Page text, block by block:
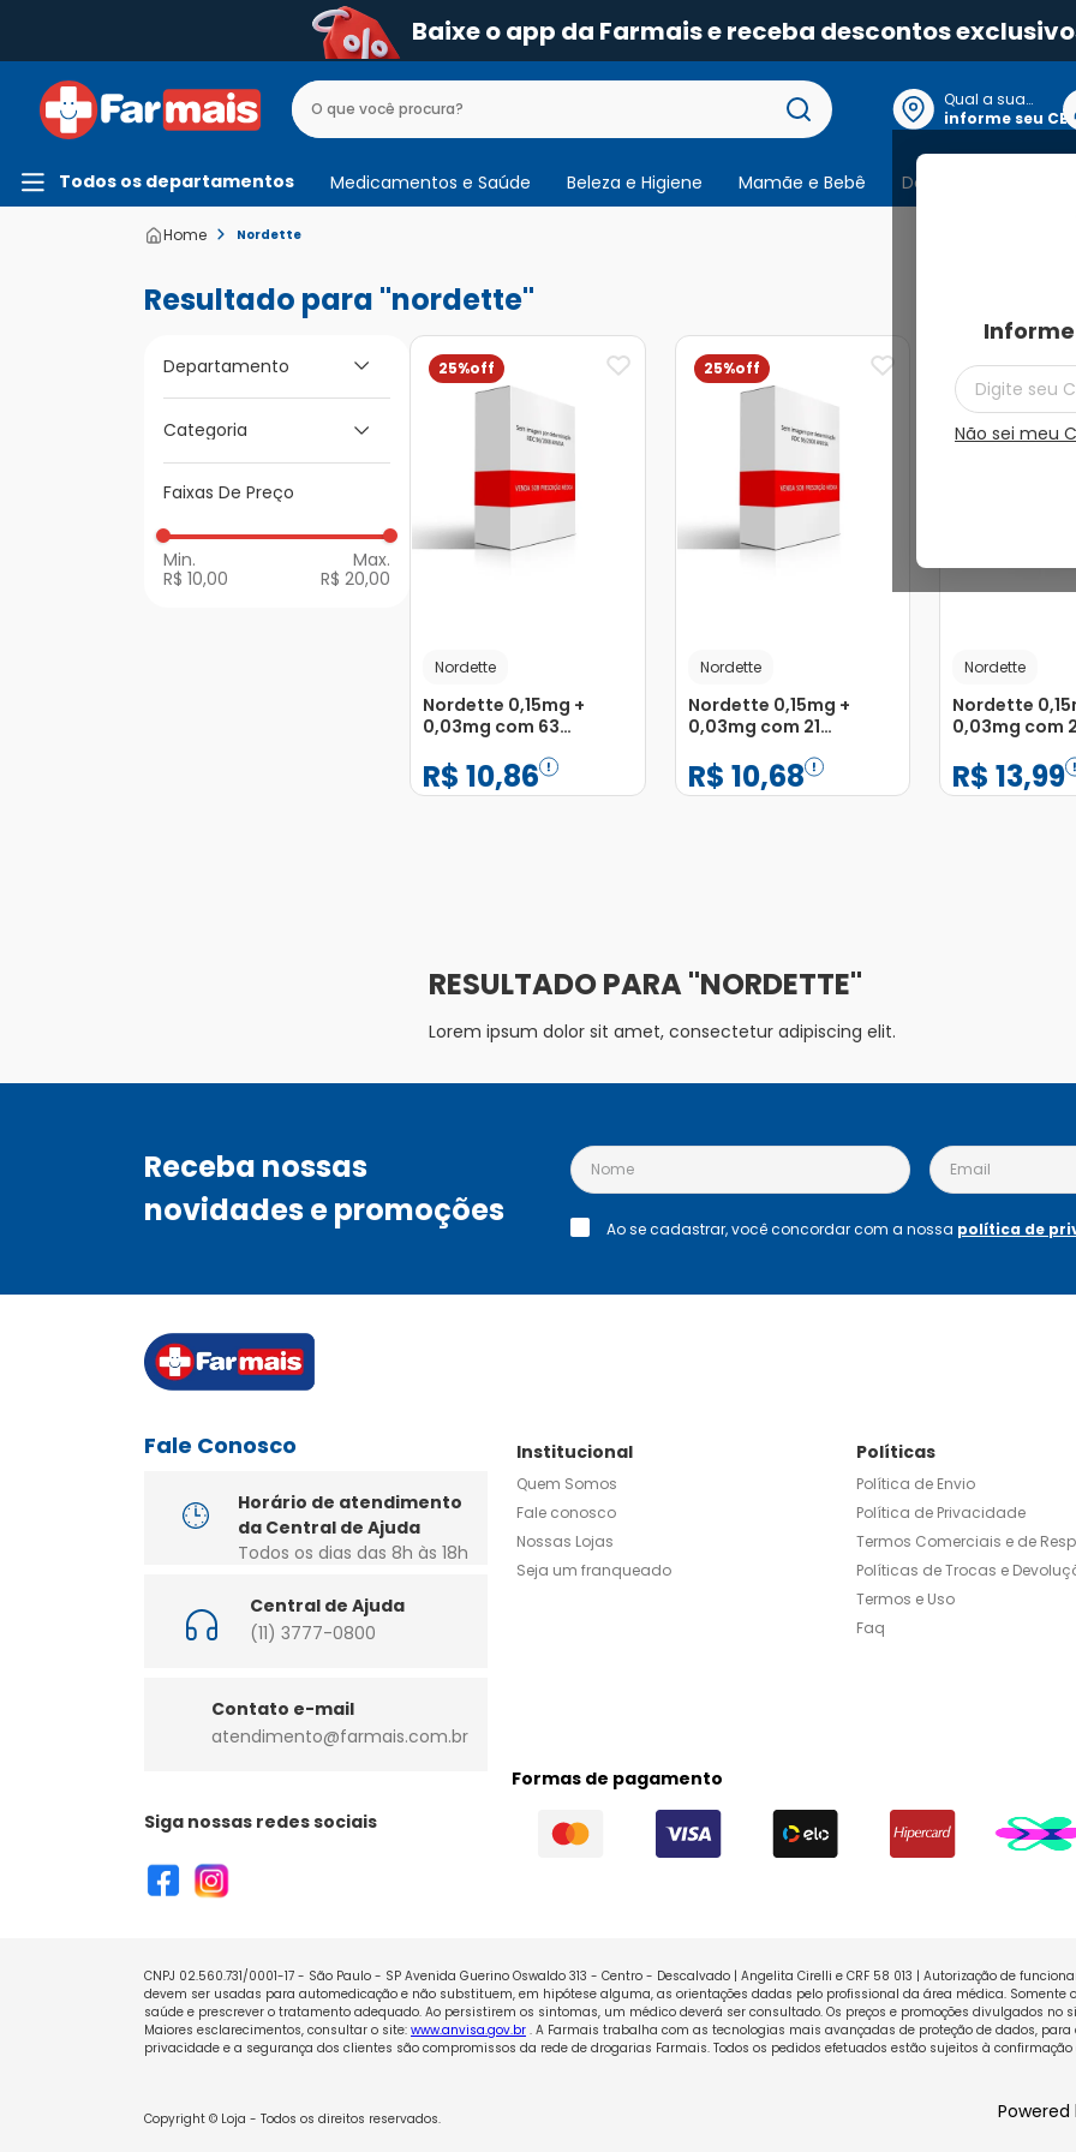
Baixe o app da Farmais e receba descontos
Qual a sua
localização?
informe seu CEP
Não sei meu
Todos os departamentos Medicamentos e Saúde Beleza e Higiene Mamãe e Bebê Dermocosmeticos
Nordette
nordette
Departamento
Medicamentos e
Saúde
Categoria
Contraceptivos e Diu
Faixas De Preço
R$ 10,00 R$ 20,00
25%
Nordette
Nordette 0,15mg +
0,03mg com 63
R$ 10,86
25%
Nordette
Nordette 0,15mg +
0,03mg com 21
R$ 10,68
Nordette
Nordette
0,03mg com
R$ 13,99
NORDETTE
Lorem ipsum dolor sit amet, consectetur adipiscing elit.
Receba nossas
novidades e promoções
Ao se cadastrar, você concordar com a nossa política de
Fale Conosco
Horário de atendimento
da Central de Ajuda
Todos os dias das 8h às 18h
Central de Ajuda
(11) 3777-0800
Contato e-mail
atendimento@farmais.com.br
Siga nossas redes sociais
Institucional
Quem Somos
Fale conosco
Nossas Lojas
Seja um franqueado
Políticas
Política de Envio
Política de Privacidade
Termos Comerciais e de
Políticas de Trocas e
Termos e Uso
Faq
Formas de pagamento
CNPJ 02.560.731/0001-17 - São Paulo - SP Avenida Guerino Oswaldo 313 - Centro - Descalvado | Angelita Cirelli e CRF 58 013 | Autorização de
devem ser usadas para automedicação e não substituem, em hipótese alguma, as orientações dadas pelo profissional da área médica.
saúde e prescrever o tratamento adequado. Ao persistirem os sintomas, um médico deverá ser consultado. Os preços e promoções divulgados
Maiores esclarecimentos, consultar o site: www.anvisa.gov.br . A Farmais trabalha com as tecnologias mais avançadas de proteção de dados,
privacidade e a segurança dos clientes são compromissos da rede de drogarias Farmais. Todos os pedidos efetuados estão sujeitos à
Copyright © Loja - Todos os direitos reservados. Powered